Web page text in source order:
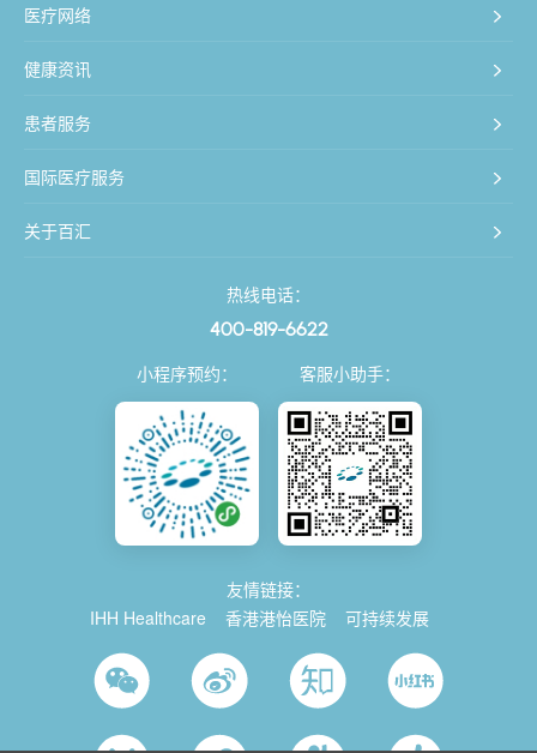
医疗网络
健康资讯
患者服务
国际医疗服务
关于百汇
热线电话：
400-819-6622
小程序预约： 客服小助手：
友情链接：
IHH Healthcare
香港港怡医院 可持续发展